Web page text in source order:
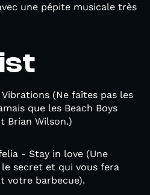
une pépite musicale très
(Ne faîtes pas les
que les Beach Boys
Brian Wilson.)
- Stay in love (Une
secret et qui vous fera
votre barbecue).